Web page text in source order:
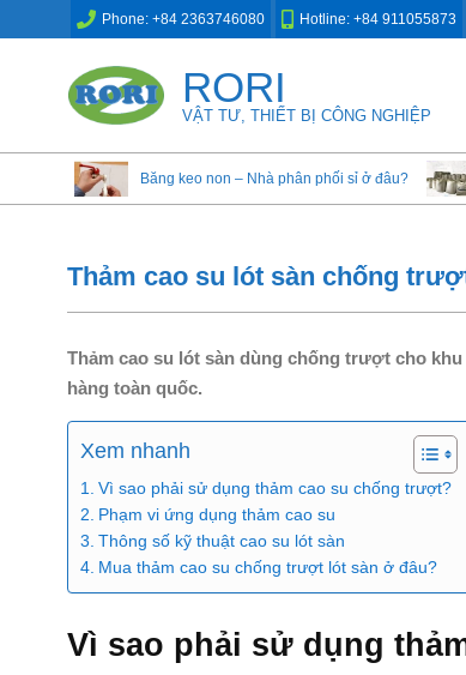
to
Phone: +84 2363746080 Hotline: +84 911055873
RORI
VẬT TƯ, THIẾT BỊ CÔNG NGHIỆP
Băng keo non – Nhà phân phối sỉ ở đâu?
Thảm cao su lót sàn chống
Thảm cao su lót sàn dùng chống trượt cho
hàng toàn quốc.
Xem nhanh
Vì sao phải sử dụng thảm cao su chống trượt?
Phạm vi ứng dụng thảm cao su
Thông số kỹ thuật cao su lót sàn
Mua thảm cao su chống trượt lót sàn ở đâu?
Vì sao phải sử dụng